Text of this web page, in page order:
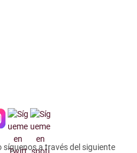
a través del siguiente